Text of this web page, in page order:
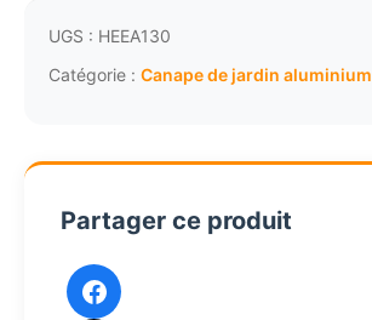
jardin
aluminium
3201
UGS : HEEA130
Catégorie : Canape de jardin aluminium
Partager ce produit